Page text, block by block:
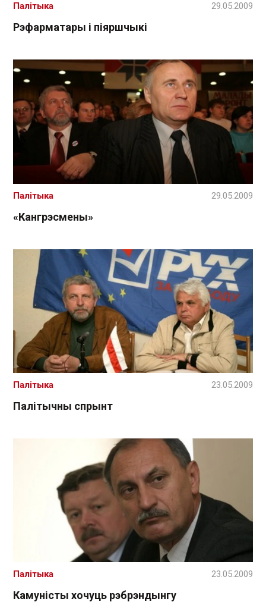
Рэфарматары і піяршчыкі
Палітыка 29.05.2009
«Кангрэсмены»
Палітыка 29.05.2009
Палітычны спрынт
Палітыка 23.05.2009
Камуністы хочуць рэбрэндынгу
Палітыка 23.05.2009